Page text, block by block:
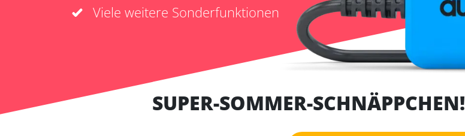
Viele weitere Sonderfunktionen
SUPER-SOMMER-SCHNÄPPCHEN!